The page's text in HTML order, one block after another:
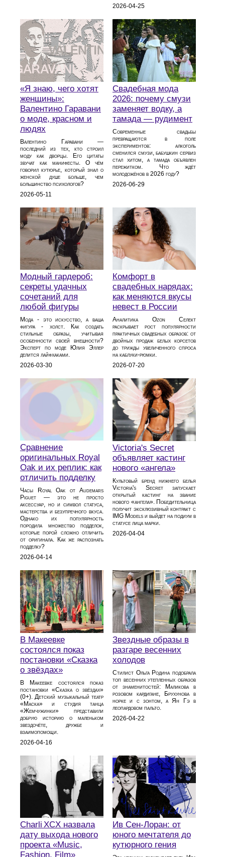
2026-04-25
«Я знаю, чего хотят
женщины»:
Валентино Гаравани
о моде, красном и
людях
Валентино Гаравани —
последний из тех, кто строил
моду как дворцы. Его цитаты
звучат как манифесты. О чём
говорил кутюрье, который знал о
женской душе больше, чем
большинство психологов?
2026-05-11
Свадебная мода
2026: почему смузи
заменяет водку, а
тамада — рудимент
Современные свадьбы
превращаются в поле
экспериментов: алкоголь
сменился смузи, бабушкин сервиз
стал хитом, а тамада объявлен
пережитком. Что ждёт
молодожёнов в 2026 году?
2026-06-29
Модный гардероб:
секреты удачных
сочетаний для
любой фигуры
Мода - это искусство, а ваша
фигура - холст. Как создать
стильные образы, учитывая
особенности своей внешности?
Эксперт по моде Юлия Эллер
делится лайфхаками.
2026-03-30
Комфорт в
свадебных нарядах:
как меняются вкусы
невест в России
Аналитика Ozon Селект
раскрывает рост популярности
практичных свадебных образов: от
двойных продаж белых корсетов
до трижды увеличенного спроса
на каблуки‑рюмки.
2026-07-20
Сравнение
оригинальных Royal
Oak и их реплик: как
отличить подделку
Часы Royal Oak от Audemars
Piguet — это не просто
аксессуар, но и символ статуса,
мастерства и безупречного вкуса.
Однако их популярность
породила множество подделок,
которые порой сложно отличить
от оригинала. Как же распознать
подделку?
2026-04-14
Victoria's Secret
объявляет кастинг
нового «ангела»
Культовый бренд нижнего белья
Victoria's Secret запускает
открытый кастинг на звание
нового «ангела». Победительница
получит эксклюзивный контракт с
IMG Models и выйдет на подиум в
статусе лица марки.
2026-04-04
В Макеевке
состоялся показ
постановки «Сказка
о звёздах»
В Макеевке состоялся показ
постановки «Сказка о звёздах»
(0+). Детский музыкальный театр
«Маска» и студия танца
«Жемчужинки» представили
добрую историю о маленьком
звездочёте, дружбе и
взаимопомощи.
2026-04-16
Звездные образы в
разгаре весенних
холодов
Стилист Ольга Родина подобрала
топ весенних утепленных образов
от знаменитостей: Маликова в
розовом кардигане, Брухунова в
норке и с зонтом, а Ян Гэ в
леопардовом пальто.
2026-04-22
Charli XCX назвала
дату выхода нового
проекта «Music,
Fashion, Film»
Ив Сен-Лоран: от
юного мечтателя до
кутюрного гения